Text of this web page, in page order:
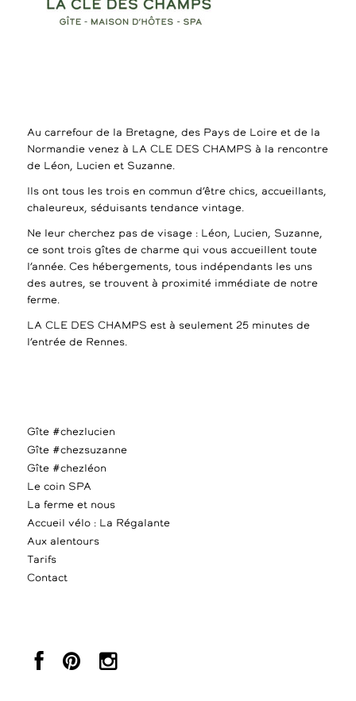
Au carrefour de la Bretagne, des Pays de Loire et de la
Normandie venez à LA CLE DES CHAMPS à la rencontre
de Léon, Lucien et Suzanne.
Ils ont tous les trois en commun d’être chics, accueillants,
chaleureux, séduisants tendance vintage.
Ne leur cherchez pas de visage : Léon, Lucien, Suzanne,
ce sont trois gîtes de charme qui vous accueillent toute
l’année. Ces hébergements, tous indépendants les uns
des autres, se trouvent à proximité immédiate de notre
ferme.
LA CLE DES CHAMPS est à seulement 25 minutes de
l’entrée de Rennes.
Gîte #chezlucien
Gîte #chezsuzanne
Gîte #chezléon
Le coin SPA
La ferme et nous
Accueil vélo : La Régalante
Aux alentours
Tarifs
Contact